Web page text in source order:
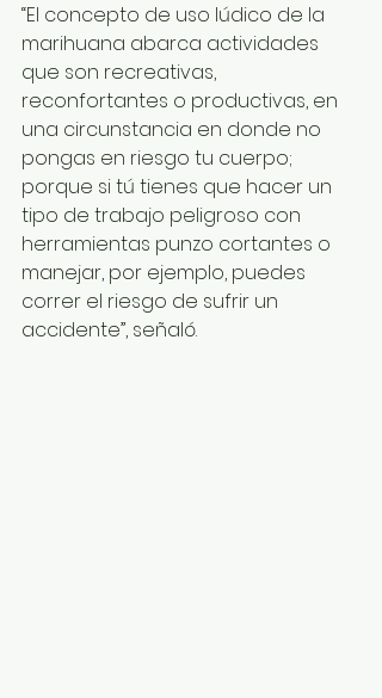
“El concepto de uso lúdico de la
marihuana abarca actividades
que son recreativas,
reconfortantes o productivas, en
una circunstancia en donde no
pongas en riesgo tu cuerpo;
porque si tú tienes que hacer un
tipo de trabajo peligroso con
herramientas punzo cortantes o
manejar, por ejemplo, puedes
correr el riesgo de sufrir un
accidente”, señaló.